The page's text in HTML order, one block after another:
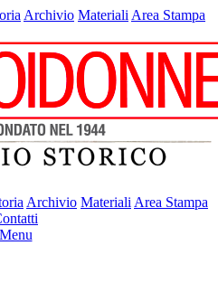
Archivio Materiali Area Stampa
Archivio Materiali Area Stampa
Menu